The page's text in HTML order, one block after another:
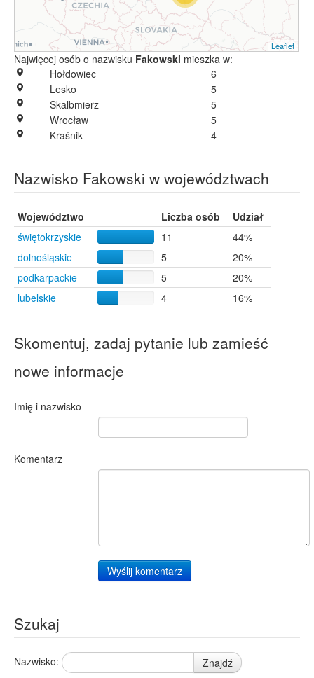
Leaflet
Najwięcej osób o nazwisku Fakowski mieszka w:
Hołdowiec
6
Lesko
5
Skalbmierz
5
Wrocław
5
Kraśnik
4
Nazwisko Fakowski w województwach
Województwo Liczba osób
Udział
świętokrzyskie
11
44%
dolnośląskie
5
20%
podkarpackie
5
20%
lubelskie
4 16%
Skomentuj, zadaj pytanie lub zamieść
nowe informacje
Imię i nazwisko
Komentarz
Wyślij komentarz
Szukaj
Nazwisko: Znajdź